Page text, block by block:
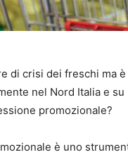
di crisi dei freschi ma
nel Nord Italia e
promozionale?
è uno